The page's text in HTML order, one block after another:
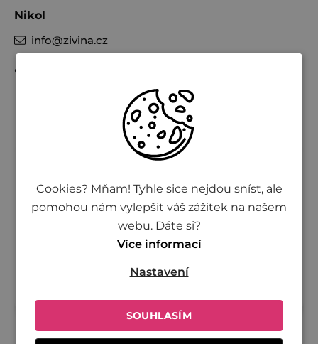
Nikol
info@zivina.cz
+420 730 701 600
(8:00 - 16:00)
info@zivina.cz
Cookies? Mňam! Tyhle sice nejdou sníst, ale
pomohou nám vylepšit váš zážitek na našem
webu. Dáte si?
Více informací
SOUHLASÍM
Nastavení